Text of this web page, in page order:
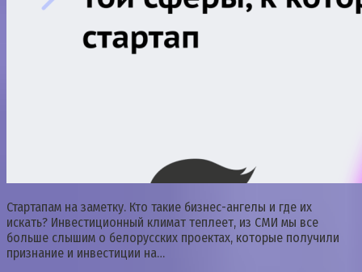
Стартапам на заметку. Кто такие бизнес-ангелы и где их
искать? Инвестиционный климат теплеет, из СМИ мы все
больше слышим о белорусских проектах, которые получили
признание и инвестиции на…